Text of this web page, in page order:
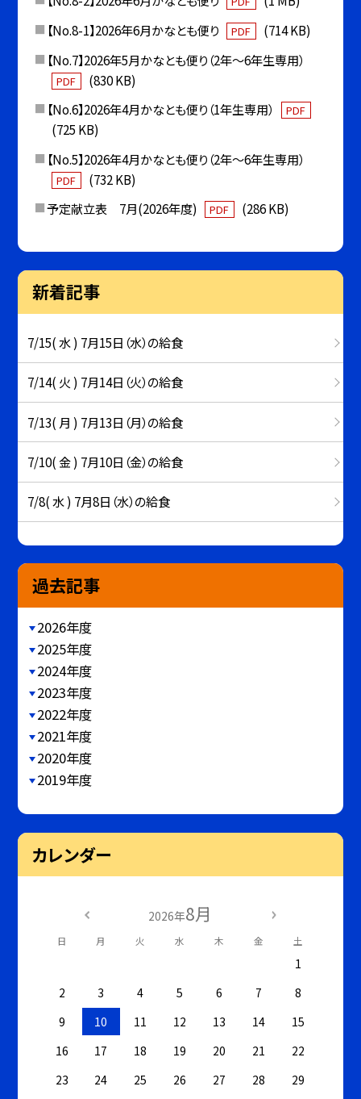
【No.8-1】2026年6月かなとも便り
PDF
(714 KB)
【No.7】2026年5月かなとも便り（2年〜6年生専用）
PDF
(830 KB)
【No.6】2026年4月かなとも便り（1年生専用）
PDF
(725 KB)
【No.5】2026年4月かなとも便り（2年〜6年生専用）
PDF
(732 KB)
予定献立表 7月(2026年度)
PDF (286 KB)
新着記事
7/15( 水 ) 7月15日（水）の給食
7/14( 火 ) 7月14日（火）の給食
7/13( 月 ) 7月13日（月）の給食
7/10( 金 ) 7月10日（金）の給食
7/8( 水 ) 7月8日（水）の給食
過去記事
2026年度
2025年度
2024年度
2023年度
2022年度
2021年度
2020年度
2019年度
カレンダー
2026年8月
日 月 火 水 木 金 土
1
2
3 4 5 6 7
8
9
10 11 12 13 14
15
16
17 18 19 20 21
22
23
24 25 26 27 28
29